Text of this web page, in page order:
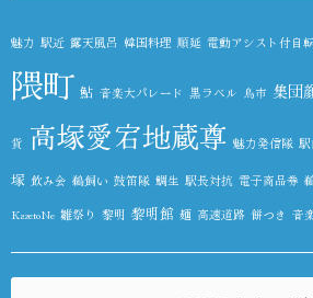
魅力 駅近 露天風呂 韓国料理 順延 電動アシスト付自
隈町 鮎 音楽大パレード 黒ラベル 鳥市 集団
貨 高塚愛宕地蔵尊 魅力発信隊 駅
塚 飲み会 鵜飼い 鼓笛隊 鯛生 駅長対抗 電子商品券
KazetoNe 雛祭り 黎明 黎明館 麺 高速道路 餅つき 音